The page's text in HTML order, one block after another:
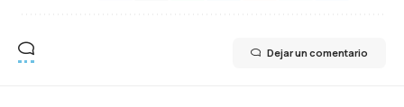
Dejar un comentario